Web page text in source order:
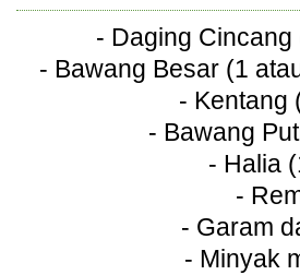
- Daging Cincang
- Bawang Besar (1
- Kentang
- Bawang
- Halia
-
- Garam
- Minyak